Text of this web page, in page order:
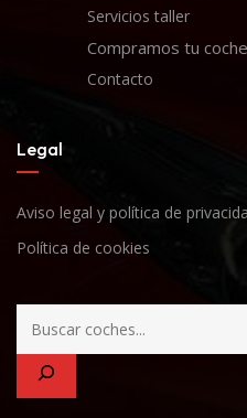
Servicios taller
Compramos tu coche
Contacto
Legal
Aviso legal y política de
Política de cookies